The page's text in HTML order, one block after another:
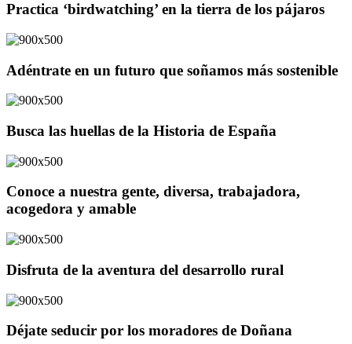
Practica ‘birdwatching’ en la tierra de los pájaros
Adéntrate en un futuro que soñamos más sostenible
Busca las huellas de la Historia de España
Conoce a nuestra gente, diversa, trabajadora,
acogedora y amable
Disfruta de la aventura del desarrollo rural
Déjate seducir por los moradores de Doñana